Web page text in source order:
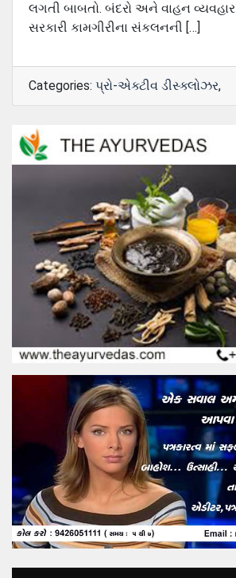
લગતી બાબતો. બંદરો અને વાહન વ્યવહાર
સરકારી કામગીરીના સંકલનની […]
Categories: પ્રો-એક્ટીવ ડીસ્‍ક્લોઝર,